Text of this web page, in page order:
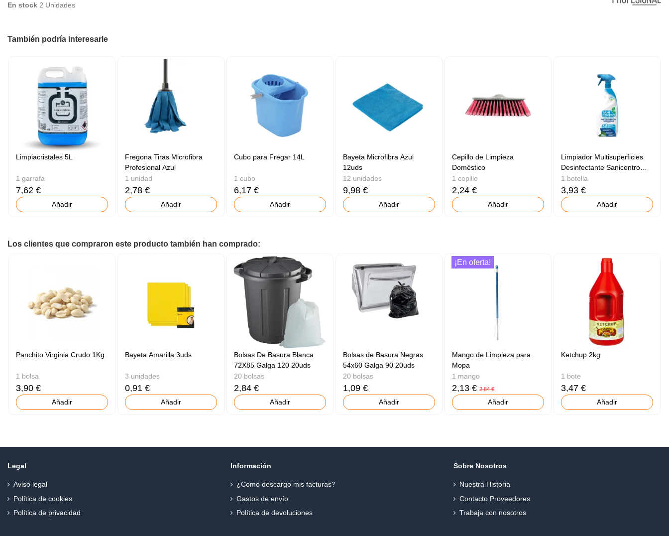
En stock 2 Unidades
También podría interesarle
Limpiacristales 5L
1 garrafa
7,62 €
Añadir
Fregona Tiras Microfibra
Profesional Azul
1 unidad
2,78 €
Añadir
Cubo para Fregar 14L
1 cubo
6,17 €
Añadir
Bayeta Microfibra Azul
12uds
12 unidades
9,98 €
Añadir
Cepillo de Limpieza
Doméstico
1 cepillo
2,24 €
Añadir
Limpiador Multisuperficies
Desinfectante Sanicentro
750ml
1 botella
3,93 €
Añadir
Los clientes que compraron este producto también han comprado:
Panchito Virginia Crudo 1Kg
1 bolsa
3,90 €
Añadir
Bayeta Amarilla 3uds
3 unidades
0,91 €
Añadir
Bolsas De Basura Blanca
72X85 Galga 120 20uds
20 bolsas
2,84 €
Añadir
Bolsas de Basura Negras
54x60 Galga 90 20uds
20 bolsas
1,09 €
Añadir
¡En oferta!
Mango de Limpieza para
Mopa
1 mango
2,13 €2,84 €
Añadir
Ketchup 2kg
1 bote
3,47 €
Añadir
Legal
Aviso legal
Política de cookies
Política de privacidad
Información
¿Como descargo mis facturas?
Gastos de envío
Política de devoluciones
Sobre Nosotros
Nuestra Historia
Contacto Proveedores
Trabaja con nosotros